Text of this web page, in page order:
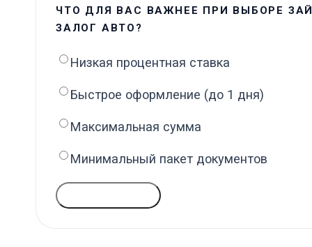
ЧТО ДЛЯ ВАС ВАЖНЕЕ ПРИ ВЫБОРЕ
ЗАЛОГ АВТО?
Низкая процентная ставка
Быстрое оформление (до 1 дня)
Максимальная сумма
Минимальный пакет документов